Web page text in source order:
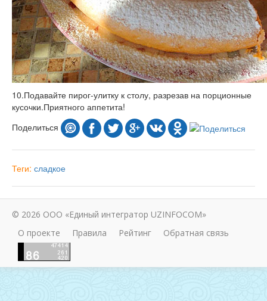
10.Подавайте пирог-улитку к столу, разрезав на порционные
кусочки.Приятного аппетита!
Поделиться
Теги: сладкое
© 2026 ООО «Единый интегратор UZINFOCOM»
О проекте
Правила Рейтинг Обратная связь